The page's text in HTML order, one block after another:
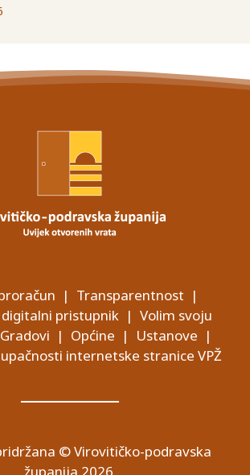
| Transparentnost |
digitalni pristupnik| Volim svoju
Gradovi | Općine | Ustanove |
internetske stranice VPŽ
© Virovitičko-podravska